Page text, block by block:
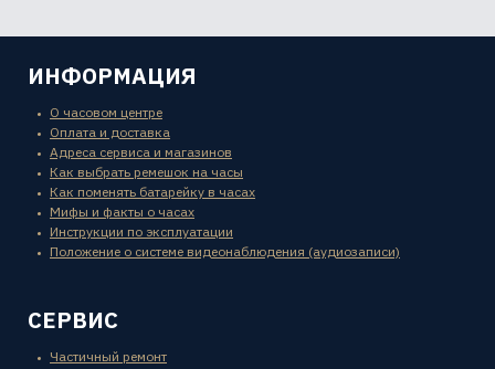
ИНФОРМАЦИЯ
О часовом центре
Оплата и доставка
Адреса сервиса и магазинов
Как выбрать ремешок на часы
Как поменять батарейку в часах
Мифы и факты о часах
Инструкции по эксплуатации
Положение о системе видеонаблюдения (аудиозаписи)
СЕРВИС
Частичный ремонт